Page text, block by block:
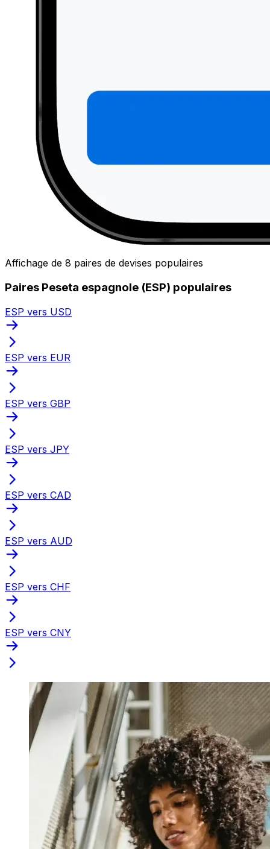
Affichage de 8 paires de devises populaires
Paires Peseta espagnole (ESP) populaires
ESP vers USD
ESP vers EUR
ESP vers GBP
ESP vers JPY
ESP vers CAD
ESP vers AUD
ESP vers CHF
ESP vers CNY